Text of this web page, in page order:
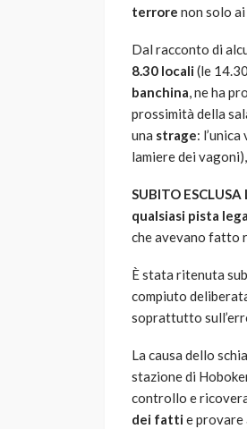
terrore non solo
Dal racconto di
8.30 locali(le
banchina, ne ha
prossimità della
una strage:
lamiere dei
SUBITO ESCLUSA
qualsiasi pista
che avevano fatto
È stata ritenuta
compiuto
soprattutto
La causa dello
stazione di
controllo e
dei fattie provare